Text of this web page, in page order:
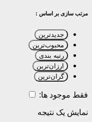
مرتب سازی بر اساس :
جدیدترین
محبوب‌ترین
رتبه بندی
ارزان‌ترین
گران‌ترین
فقط موجود ها:
نمایش یک نتیجه